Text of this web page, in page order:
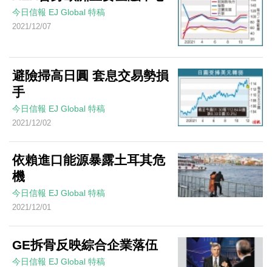
今日信報 EJ Global 特稿
2021/12/07
避險掃高日圓 套息交易勢損
手
今日信報 EJ Global 特稿
2021/12/02
依賴進口能源暴露土耳其危
機
今日信報 EJ Global 特稿
2021/12/01
GE拆骨反映綜合企業落伍
今日信報 EJ Global 特稿